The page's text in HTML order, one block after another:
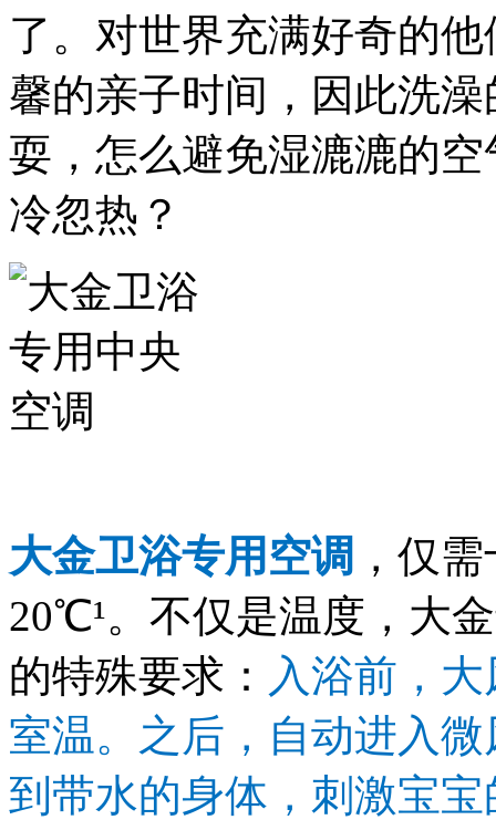
了。对世界充满好奇的
馨的亲子时间，因此洗
耍，怎么避免湿漉漉的
冷忽热？
大金卫浴专用空调 ，仅
20℃¹。不仅是温度，大
的特殊要求： 入浴前，
室温。之后，自动进入
到带水的身体，刺激宝宝